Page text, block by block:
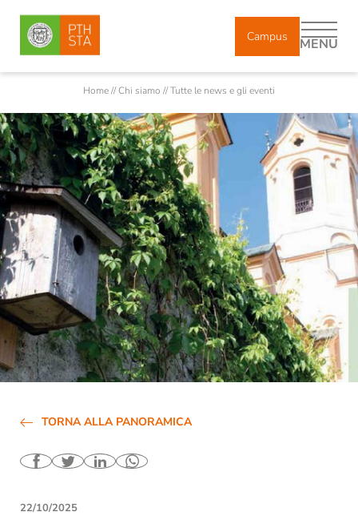
Campus MENU
DE IT
Chi siamo
Corpo docente
Docenti incaricati e ricercatori
Collaboratori
Diplomati
Storia
Biblioteca
Contatti e orari di apertura
Tutte le news e gli eventi
Home//Chi siamo //Tutte le news e gli eventi
TORNA ALLA PANORAMICA
22/10/2025